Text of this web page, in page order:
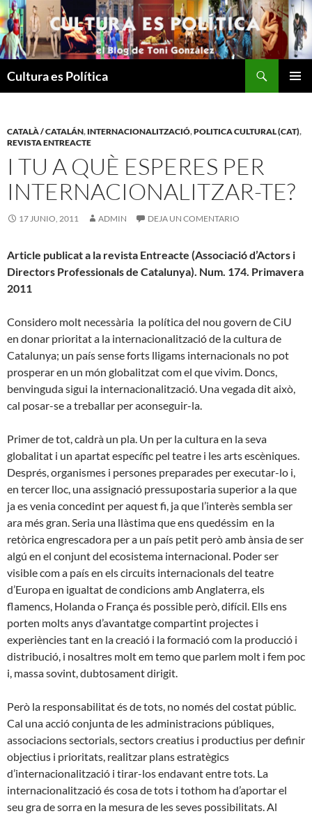
Saltar
al
contenido
Cultura es Política
CATALÀ / CATALÁN, INTERNACIONALITZACIÓ,POLITICA CULTURAL (CAT),
REVISTA ENTREACTE
I TU A QUÈ ESPERES PER
INTERNACIONALITZAR-TE?
17 JUNIO, 2011 ADMIN DEJA UN COMENTARIO
Article publicat a la revista Entreacte (Associació d’Actors i
Directors Professionals de Catalunya). Num. 174. Primavera
2011
Considero molt necessària la política del nou govern de CiU
en donar prioritat a la internacionalització de la cultura de
Catalunya; un país sense forts lligams internacionals no pot
prosperar en un món globalitzat com el que vivim. Doncs,
benvinguda sigui la internacionalització. Una vegada dit això,
cal posar-se a treballar per aconseguir-la.
Primer de tot, caldrà un pla. Un per la cultura en la seva
globalitat i un apartat específic pel teatre i les arts escèniques.
Després, organismes i persones preparades per executar-lo i,
en tercer lloc, una assignació pressupostaria superior a la que
ja es venia concedint per aquest fi, ja que l’interès sembla ser
ara més gran. Seria una llàstima que ens quedéssim en la
retòrica engrescadora per a un país petit però amb ànsia de ser
algú en el conjunt del ecosistema internacional. Poder ser
visible com a país en els circuits internacionals del teatre
d’Europa en igualtat de condicions amb Anglaterra, els
flamencs, Holanda o França és possible però, difícil. Ells ens
porten molts anys d’avantatge compartint projectes i
experiències tant en la creació i la formació com la producció i
distribució, i nosaltres molt em temo que parlem molt i fem poc
i, massa sovint, dubtosament dirigit.
Però la responsabilitat és de tots, no només del costat públic.
Cal una acció conjunta de les administracions públiques,
associacions sectorials, sectors creatius i productius per definir
objectius i prioritats, realitzar plans estratègics
d’internacionalització i tirar-los endavant entre tots. La
internacionalització és cosa de tots i tothom ha d’aportar el
seu gra de sorra en la mesura de les seves possibilitats. Al